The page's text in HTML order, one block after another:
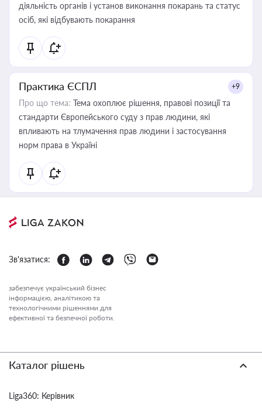
діяльність органів і установ виконання покарань та статус
осіб, які відбувають покарання
Практика ЄСПЛ +9
Про що тема: Тема охоплює рішення, правові позиції та
стандарти Європейського суду з прав людини, які
впливають на тлумачення прав людини і застосування
норм права в Україні
Зв'язатися:
забезпечує український бізнес
інформацією, аналітикою та
технологічними рішеннями для
ефективної та безпечної роботи.
Каталог рішень
Liga360: Керівник